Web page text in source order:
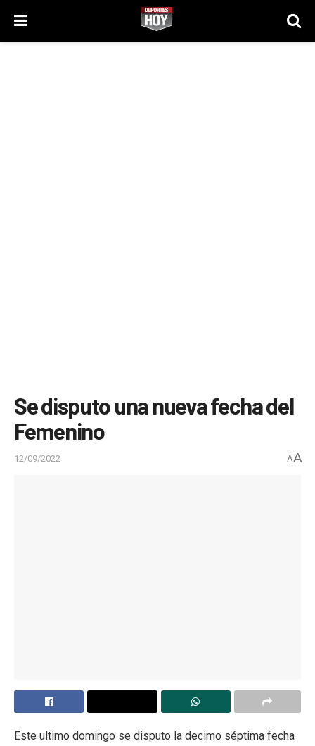
Se disputo una nueva fecha del
Femenino
12/09/2022 AA
Este ultimo domingo se disputo la decimo séptima fecha